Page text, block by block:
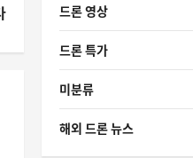
드론 영상
드론 특가
미분류
해외 드론 뉴스